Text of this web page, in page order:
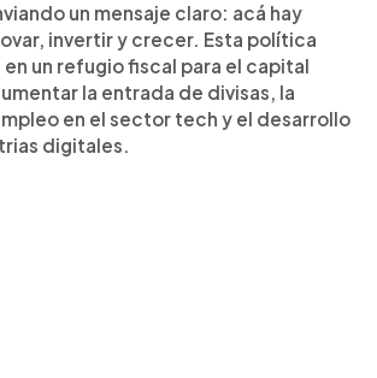
un mensaje claro: acá hay
invertir y crecer. Esta política
un refugio fiscal para el capital
la entrada de divisas, la
en el sector tech y el desarrollo
digitales.